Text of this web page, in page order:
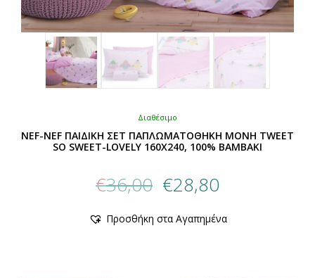
Διαθέσιμο
NEF-NEF ΠΑΙΔΙΚΗ ΣΕΤ ΠΑΠΛΩΜΑΤΟΘΗΚΗ ΜΟΝΗ TWEET
SO SWEET-LOVELY 160Χ240, 100% BAMBAKI
€36,00
price
€36,00.
€28,80
είναι:
το
Προσθήκη στα Αγαπημένα